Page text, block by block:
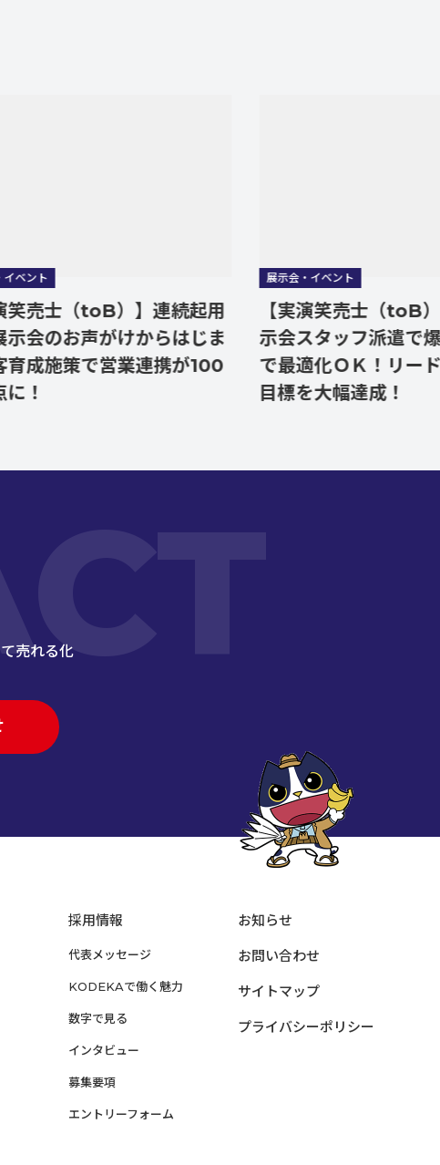
（toB）】連続起用
お声がけからはじま
策で営業連携が100
展示会・イベント
【実演笑売士（toB）】毎
示会スタッフ派遣で爆速Ｐ
で最適化ＯＫ！リードの数
目標を大幅達成！
売れる化
採用情報
代表メッセージ
KODEKAで働く魅力
数字で見る
インタビュー
募集要項
エントリーフォーム
お知らせ
お問い合わせ
サイトマップ
プライバシーポリシー